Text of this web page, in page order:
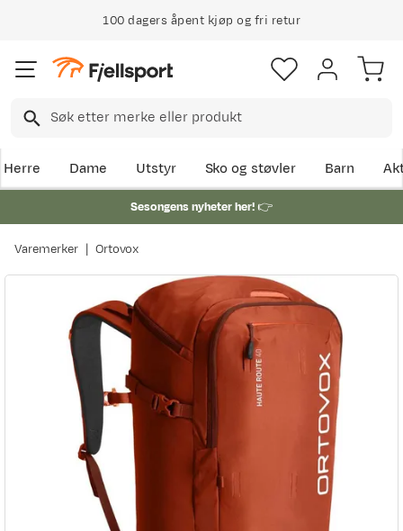
100 dagers åpent kjøp og fri retur
Herre Dame Utstyr Sko og støvler Barn
Sesongens nyheter her!👉
Varemerker Ortovox